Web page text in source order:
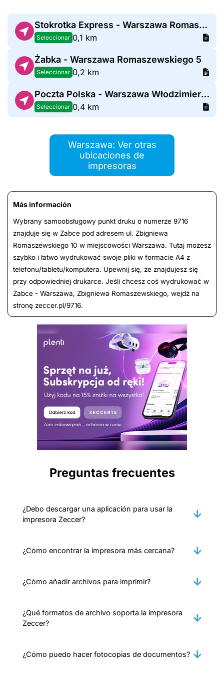
Stokrotka Express - Warszawa Romaszewskiego 6
Seleccionar 0,1 km
Żabka - Warszawa Romaszewskiego 5
Seleccionar 0,2 km
Poczta Polska - Warszawa Włodzimierza Perzyńskiego
Seleccionar 0,4 km
Warszawa: Ver otras
ubicaciones de
impresoras
Más información
Wybrany samoobsługowy punkt druku o numerze 9716
znajduje się w Żabce pod adresem ul. Zbigniewa
Romaszewskiego 10 w miejscowości Warszawa. Tutaj możesz
szybko i łatwo wydrukować swoje pliki w formacie A4 z
telefonu/tabletu/komputera. Upewnij się, że znajdujesz się
przy odpowiedniej drukarce. Jeśli chcesz coś wydrukować w
Żabce - Warszawa, Zbigniewa Romaszewskiego, wejdź na
stronę zeccer.pl/9716.
Preguntas frecuentes
¿Debo descargar una aplicación para usar la
impresora Zeccer?
¿Cómo encontrar la impresora más cercana?
¿Cómo añadir archivos para imprimir?
¿Qué formatos de archivo soporta la impresora
Zeccer?
¿Cómo puedo hacer fotocopias de documentos?